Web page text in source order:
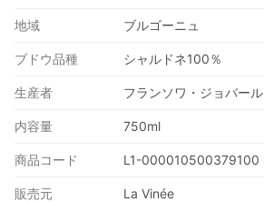
地域 ブルゴーニュ
ブドウ品種 シャルドネ100％
生産者 フランソワ・ジョバール
内容量 750ml
商品コード L1-000010500379100
販売元 La Vinée